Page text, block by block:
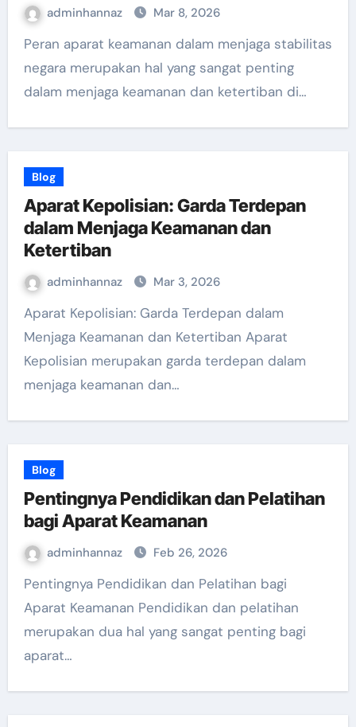
adminhannaz Mar 8, 2026
Peran aparat keamanan dalam menjaga stabilitas
negara merupakan hal yang sangat penting
dalam menjaga keamanan dan ketertiban di…
Blog
Aparat Kepolisian: Garda Terdepan
dalam Menjaga Keamanan dan
Ketertiban
adminhannaz Mar 3, 2026
Aparat Kepolisian: Garda Terdepan dalam
Menjaga Keamanan dan Ketertiban Aparat
Kepolisian merupakan garda terdepan dalam
menjaga keamanan dan…
Blog
Pentingnya Pendidikan dan Pelatihan
bagi Aparat Keamanan
adminhannaz Feb 26, 2026
Pentingnya Pendidikan dan Pelatihan bagi
Aparat Keamanan Pendidikan dan pelatihan
merupakan dua hal yang sangat penting bagi
aparat…